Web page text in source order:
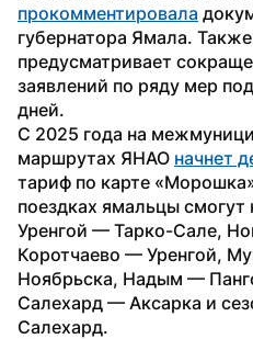
прокомментировала
губернатора Ямала.
предусматривает
заявлений по ряду мер
дней.
С 2025 года на
маршрутах ЯНАО начнет
тариф по карте
поездках ямальцы смогут
Уренгой — Тарко-Сале,
Коротчаево — Уренгой,
Ноябрьска, Надым —
Салехард — Аксарка и
Салехард.